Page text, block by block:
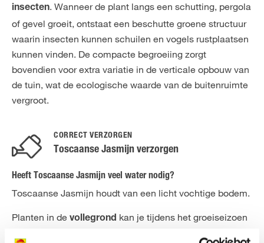
insecten. Wanneer de plant langs een schutting, pergola
of gevel groeit, ontstaat een beschutte groene structuur
waarin insecten kunnen schuilen en vogels rustplaatsen
kunnen vinden. De compacte begroeiing zorgt
bovendien voor extra variatie in de verticale opbouw van
de tuin, wat de ecologische waarde van de buitenruimte
vergroot.
CORRECT VERZORGEN
Toscaanse Jasmijn verzorgen
Heeft Toscaanse Jasmijn veel water nodig?
Toscaanse Jasmijn houdt van een licht vochtige bodem.
Planten in de vollegrond kan je tijdens het groeiseizoen
(lente / zomer) 2 tot 5 liter water per week geven, maar